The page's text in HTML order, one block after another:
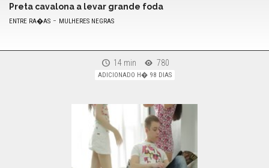
Preta cavalona a levar grande foda
ENTRE RA�AS - MULHERES NEGRAS
14 min 780
ADICIONADO H� 98 DIAS